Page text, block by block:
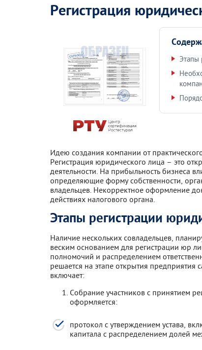
Регистрация
Этапы
Идею создания компании от
Регистрация юридического лица – это
деятельности. На прибыльность бизнеса
определяющие форму собственности,
владельцев. Некорректное оформление
действиях налогового органа.
Этапы регистрации
Наличие нескольких совладельцев,
веским основанием для регистрации юр
полномочий и распределением
решается на этапе открытия
включает:
Собрание участников с принятием
оформляется:
протокол с утверждением устава,
капитала с распределением долей